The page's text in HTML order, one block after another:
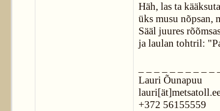
Häh, las ta
üks musu nõpsan,
Sääl juures
ja laulan tohtril:
Lauri Õunapuu
+372 56155559